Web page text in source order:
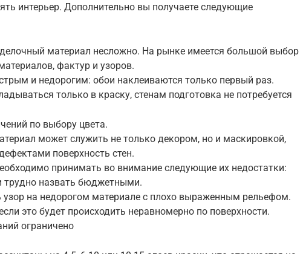
интерьер. Дополнительно вы получаете следующие
материал несложно. На рынке имеется большой выбор
фактур и узоров.
и недорогим: обои наклеиваются только первый раз.
только в краску, стенам подготовка не потребуется
по выбору цвета.
может служить не только декором, но и маскировкой,
поверхность стен.
принимать во внимание следующие их недостатки:
трудно назвать бюджетными.
на недорогом материале с плохо выраженным рельефом.
это будет происходить неравномерно по поверхности.
ограничено